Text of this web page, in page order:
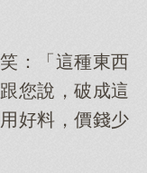
：「這種東西
您說，破成這
好料，價錢少